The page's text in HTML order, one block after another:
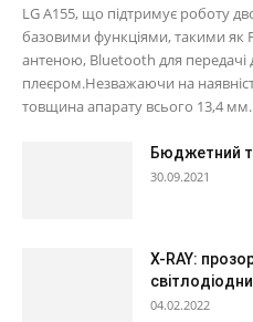
LG A155, що підтримує роботу
базовими функціями, такими як
антеною, Bluetooth для
плеєром.Незважаючи на
товщина апарату всього 13,4 мм.
Бюджетний
30.09.2021
X-RAY:
04.02.2022